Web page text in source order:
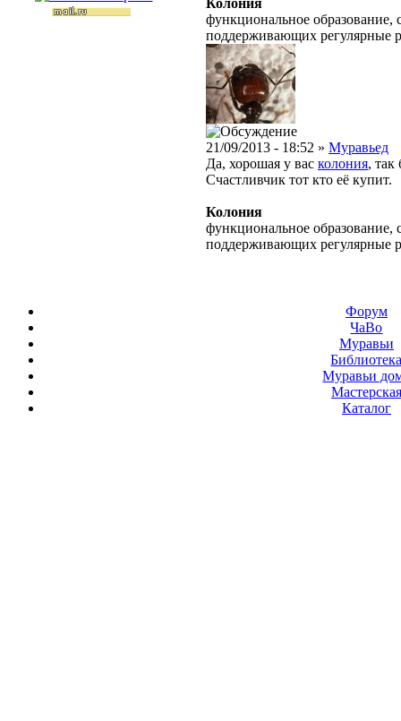
Колония
функциональное образование,
поддерживающих регулярные
21/09/2013 - 18:52 » Муравьед
Да, хорошая у вас колония, так
Счастливчик тот кто её купит.
Колония
функциональное образование,
поддерживающих регулярные
Форум
ЧаВо
Муравьи
Муравьи
Мастерская
Каталог